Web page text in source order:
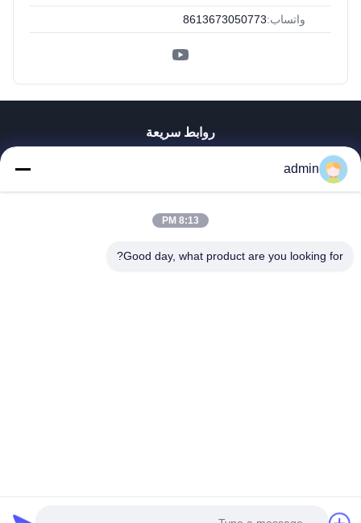
واتساب:8613673050773
روابط سريعة
حول بنا
ضبط الجودة
admin
8:13 PM
Good day, what product are you looking for?